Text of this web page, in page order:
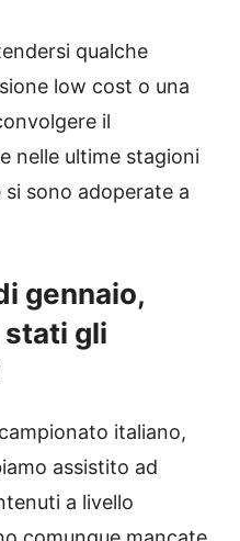
qualche
low cost o una
il
nelle ultime stagioni
sono adoperate a
gennaio,
stati gli
italiano,
assistito ad
a livello